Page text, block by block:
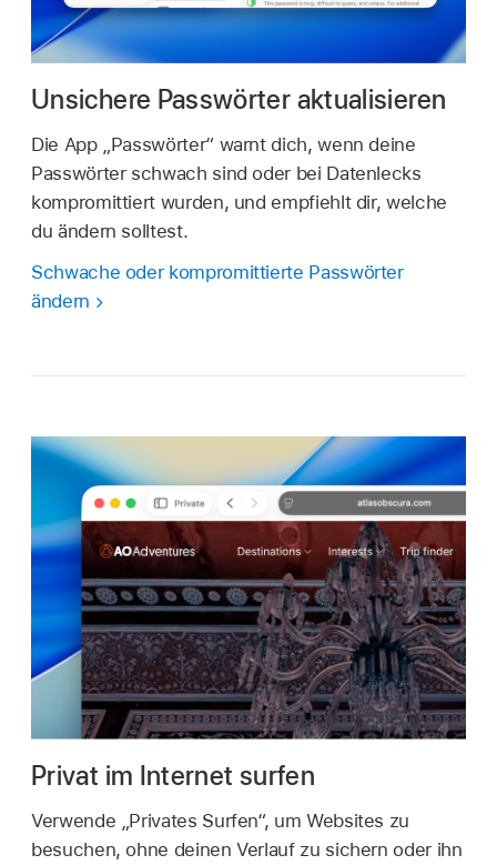
Unsichere Passwörter aktualisieren
Die App „Passwörter“ warnt dich, wenn deine
Passwörter schwach sind oder bei Datenlecks
kompromittiert wurden, und empfiehlt dir, welche
du ändern solltest.
Schwache oder kompromittierte Passwörter
ändern
Privat im Internet surfen
Verwende „Privates Surfen“, um Websites zu
besuchen, ohne deinen Verlauf zu sichern oder ihn